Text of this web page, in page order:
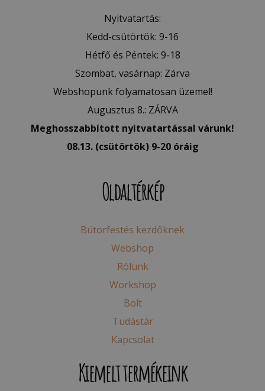
Nyitvatartás:
Kedd-csütörtök: 9-16
Hétfő és Péntek: 9-18
Szombat, vasárnap: Zárva
Webshopunk folyamatosan üzemel!
Augusztus 8.: ZÁRVA
Meghosszabbított nyitvatartással várunk!
08.13. (csütörtök) 9-20 óráig
Oldaltérkép
Bútorfestés kezdőknek
Webshop
Rólunk
Workshop
Bolt
Tudástár
Kapcsolat
Kiemelt termékeink